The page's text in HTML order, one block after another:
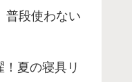
普段使わない
夏の寝具リ